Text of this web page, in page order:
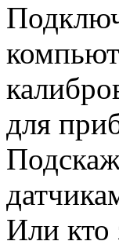
для
Или кто